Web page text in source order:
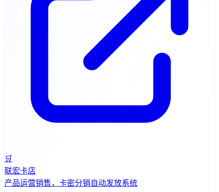
🛒
联宏卡店
产品运营销售，卡密分销自动发放系统